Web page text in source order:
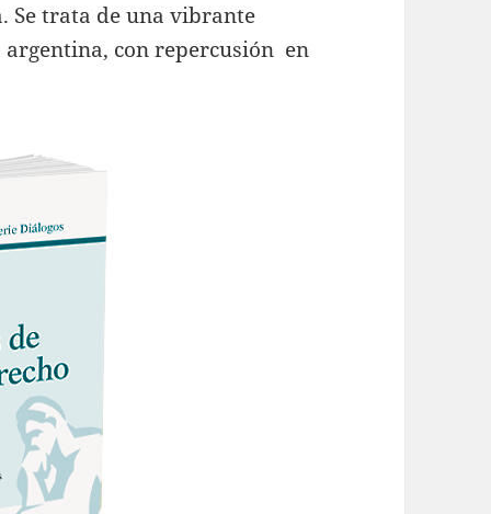
Se trata de una vibrante
con repercusión en